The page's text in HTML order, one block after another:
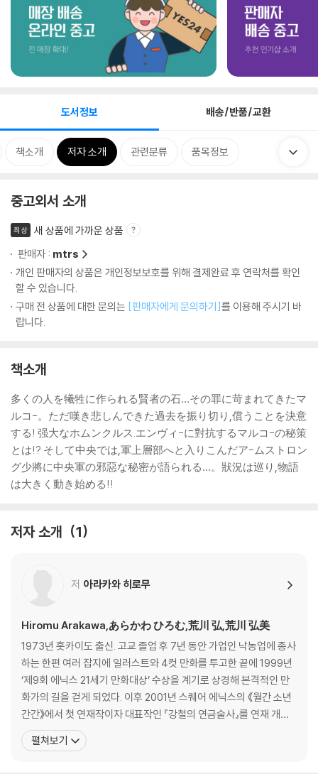
도서정보 배송/반품/교환
책소개 저자 소개 관련분류 품목정보
중고외서 소개
최상
새 상품에 가까운 상품
판매자 : mtrs
개인 판매자의 상품은 개인정보보호를 위해 결제완료 후 연락처를 확인
할 수 있습니다.
구매 전 상품에 대한 문의는 [판매자에게 문의하기]를 이용해 주시기 바
랍니다.
책소개
多くの人を犧牲に作られる賢者の石…その罪に苛まれてきたマ
ルコ-。ただ嘆き悲しんできた過去を振り切り,償うことを決意
する! 强大なホムンクルス.エンヴィ-に對抗するマルコ-の秘策
とは!? そして中央では,軍上層部へと入りこんだア-ムストロン
グ少將に中央軍の邪惡な秘密が語られる…。狀況は巡り,物語
は大きく動き始める!!
저자 소개 1
저 아라카와 히로무
Hiromu Arakawa,あらかわ ひろむ,荒川 弘,荒川 弘美
1973년 홋카이도 출신. 고교 졸업 후 7년 동안 가업인 낙농업에 종사
하는 한편 여러 잡지에 일러스트와 4컷 만화를 투고한 끝에 1999년
‘제9회 에닉스 21세기 만화대상’ 수상을 계기로 상경해 본격적인 만
화가의 길을 걷게 되었다. 이후 2001년 스퀘어 에닉스의 《월간 소년
간간》에서 첫 연재작이자 대표작인 『강철의 연금술사』를 연재 개시,
어마어마한 반향을 불러일으키면서 일약 21세기 일본 만화계에서 가
장 주목받는 작가 중 한 명으로 급부상하기에 이른다. 강렬한 주제 의
펼쳐보기